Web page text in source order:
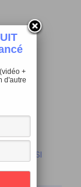
ou SI
+
d'autre